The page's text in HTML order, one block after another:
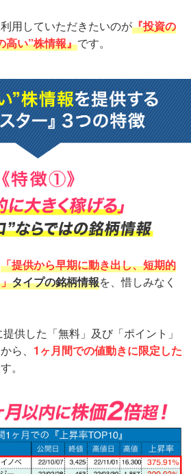
用していただきたいのが『投資の
高い”株情報』です。
「提供から早期に動き出し、短期的
タイプの銘柄情報を、惜しみなく
供した「無料」及び「ポイント」
ら、 1ヶ月間での値動きに限定した
。